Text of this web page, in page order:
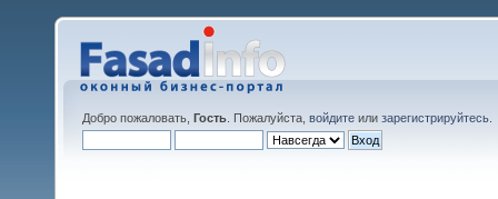
Добро пожаловать, Гость . Пожалуйста, войдите или зарегистрируйтесь